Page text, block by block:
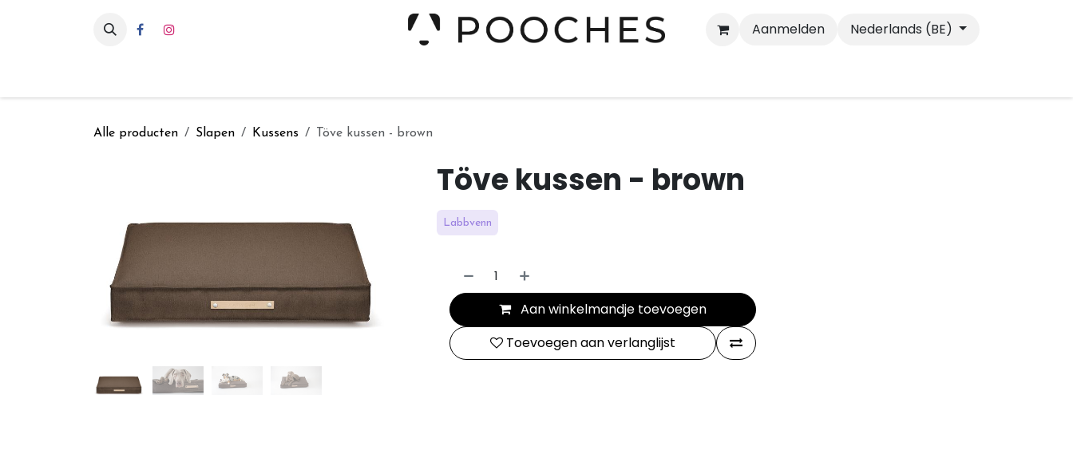
Aanmelden
Nederlands (BE)
Alle producten Slapen Kussens Töve kussen - brown
Töve kussen - brown
Labbvenn
Aan winkelmandje toevoegen
Toevoegen aan verlanglijst